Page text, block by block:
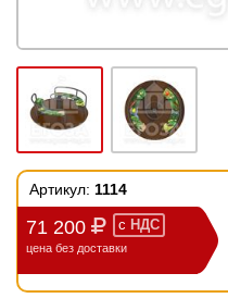
Артикул: 1114
71 200 с НДС
цена без доставки